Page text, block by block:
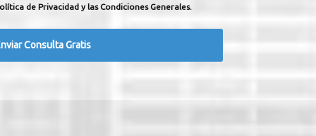
de Privacidad y las Condiciones Generales.